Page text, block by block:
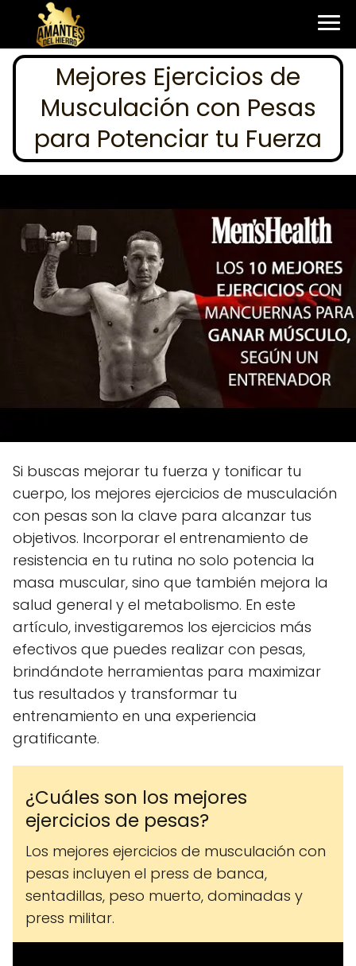
Mejores Ejercicios de
Musculación con Pesas
para Potenciar tu Fuerza
Si buscas mejorar tu fuerza y tonificar tu
cuerpo, los mejores ejercicios de musculación
con pesas son la clave para alcanzar tus
objetivos. Incorporar el entrenamiento de
resistencia en tu rutina no solo potencia la
masa muscular, sino que también mejora la
salud general y el metabolismo. En este
artículo, investigaremos los ejercicios más
efectivos que puedes realizar con pesas,
brindándote herramientas para maximizar
tus resultados y transformar tu
entrenamiento en una experiencia
gratificante.
¿Cuáles son los mejores
ejercicios de pesas?
Los mejores ejercicios de musculación con
pesas incluyen el press de banca,
sentadillas, peso muerto, dominadas y
press militar.